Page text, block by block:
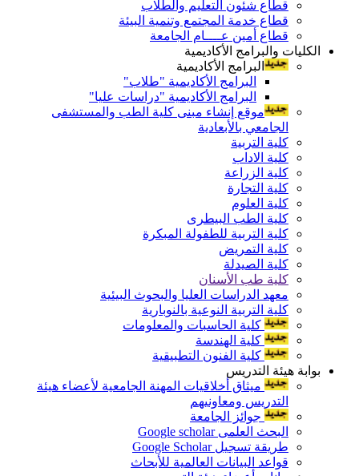
قطاع شئون التعليم والطلاب
قطاع خدمة المجتمع وتنمية البيئة
قطاع أمين عــــام الجامعة
الكليات والبرامج الأكاديمية
البرامج الأكاديمية
البرامج الأكاديمية "طلاب"
البرامج الأكاديمية "دراسات عليا"
موقع إنشاء مبنى كلية الطب والمستشفى
الجامعي بالأبعادية
كلية التربية
كلية الاداب
كلية الزراعة
كلية التجارة
كلية العلوم
كلية الطب البيطرى
كلية التربية للطفولة المبكرة
كلية التمريض
كلية الصيدلة
كلية طب الأسنان
معهد الدراسات العليا والبحوث البيئية
كلية التربية النوعية بالنوبارية
كلية الحاسبات والمعلومات
كلية الهندسة
كلية الفنون التطبيقية
بوابة هيئة التدريس
ميثاق أخلاقيات المهنة الجامعية لأعضاء هيئة
التدريس ومعاونيهم
جوائز الجامعة
البحث العلمى Google scholar
طريقة تسجيل Google Scholar
قواعد البيانات العالمية للأبحاث